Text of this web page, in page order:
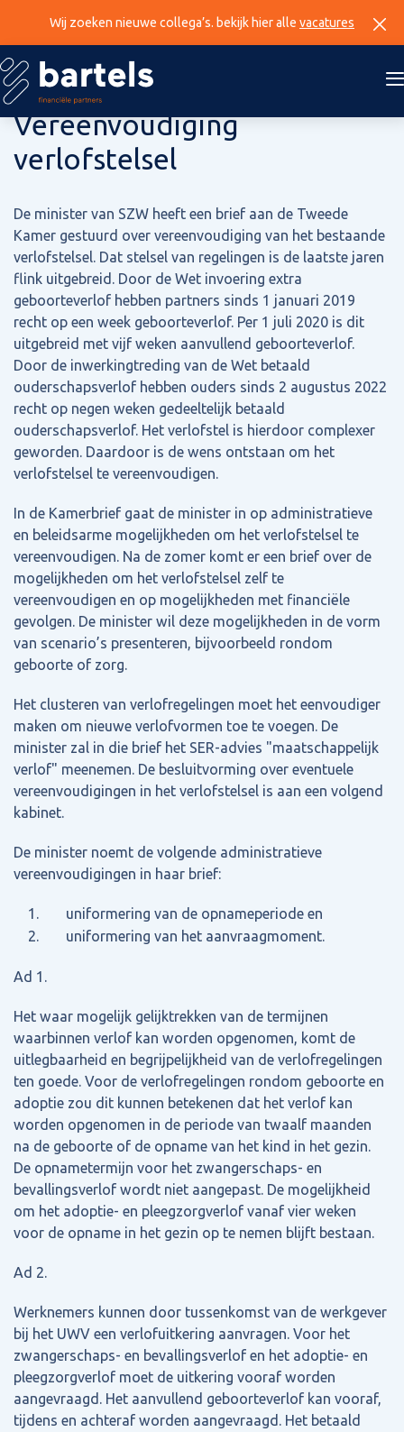
Wij zoeken nieuwe collega’s. bekijk hier alle vacatures
16 augustus 2023
Vereenvoudiging
verlofstelsel
De minister van SZW heeft een brief aan de Tweede
Kamer gestuurd over vereenvoudiging van het bestaande
verlofstelsel. Dat stelsel van regelingen is de laatste jaren
flink uitgebreid. Door de Wet invoering extra
geboorteverlof hebben partners sinds 1 januari 2019
recht op een week geboorteverlof. Per 1 juli 2020 is dit
uitgebreid met vijf weken aanvullend geboorteverlof.
Door de inwerkingtreding van de Wet betaald
ouderschapsverlof hebben ouders sinds 2 augustus 2022
recht op negen weken gedeeltelijk betaald
ouderschapsverlof. Het verlofstel is hierdoor complexer
geworden. Daardoor is de wens ontstaan om het
verlofstelsel te vereenvoudigen.
In de Kamerbrief gaat de minister in op administratieve
en beleidsarme mogelijkheden om het verlofstelsel te
vereenvoudigen. Na de zomer komt er een brief over de
mogelijkheden om het verlofstelsel zelf te
vereenvoudigen en op mogelijkheden met financiële
gevolgen. De minister wil deze mogelijkheden in de vorm
van scenario’s presenteren, bijvoorbeeld rondom
geboorte of zorg.
Het clusteren van verlofregelingen moet het eenvoudiger
maken om nieuwe verlofvormen toe te voegen. De
minister zal in die brief het SER-advies "maatschappelijk
verlof" meenemen. De besluitvorming over eventuele
vereenvoudigingen in het verlofstelsel is aan een volgend
kabinet.
De minister noemt de volgende administratieve
vereenvoudigingen in haar brief:
uniformering van de opnameperiode en
uniformering van het aanvraagmoment.
Ad 1.
Het waar mogelijk gelijktrekken van de termijnen
waarbinnen verlof kan worden opgenomen, komt de
uitlegbaarheid en begrijpelijkheid van de verlofregelingen
ten goede. Voor de verlofregelingen rondom geboorte en
adoptie zou dit kunnen betekenen dat het verlof kan
worden opgenomen in de periode van twaalf maanden
na de geboorte of de opname van het kind in het gezin.
De opnametermijn voor het zwangerschaps- en
bevallingsverlof wordt niet aangepast. De mogelijkheid
om het adoptie- en pleegzorgverlof vanaf vier weken
voor de opname in het gezin op te nemen blijft bestaan.
Ad 2.
Werknemers kunnen door tussenkomst van de werkgever
bij het UWV een verlofuitkering aanvragen. Voor het
zwangerschaps- en bevallingsverlof en het adoptie- en
pleegzorgverlof moet de uitkering vooraf worden
aangevraagd. Het aanvullend geboorteverlof kan vooraf,
tijdens en achteraf worden aangevraagd. Het betaald